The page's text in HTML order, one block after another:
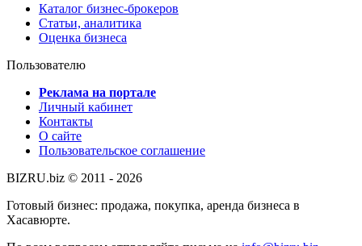
Каталог бизнес-брокеров
Статьи, аналитика
Оценка бизнеса
Пользователю
Реклама на портале
Личный кабинет
Контакты
О сайте
Пользовательское соглашение
BIZRU.biz © 2011 - 2026
Готовый бизнес: продажа, покупка, аренда бизнеса в
Хасавюрте.